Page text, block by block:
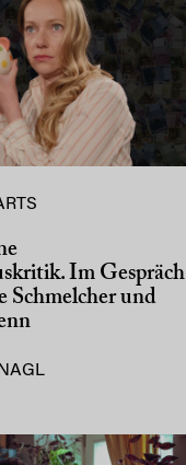
Im Gespräch
Schmelcher und